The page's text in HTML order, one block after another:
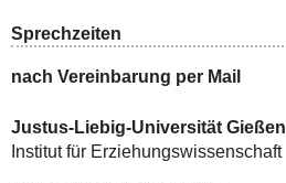
Sprechzeiten
nach Vereinbarung per Mail
Justus-Liebig-Universität Gießen
Institut für Erziehungswissenschaft